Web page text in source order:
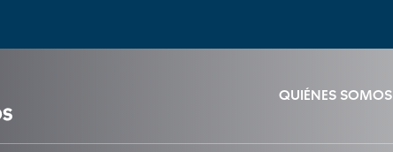
QUIÉNES SOMOS